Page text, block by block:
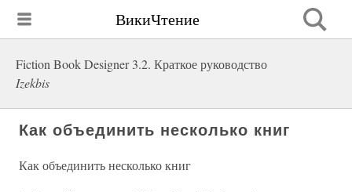
ВикиЧтение
Fiction Book Designer 3.2. Краткое руководство
Izekbis
Как объединить несколько книг
Как объединить несколько книг